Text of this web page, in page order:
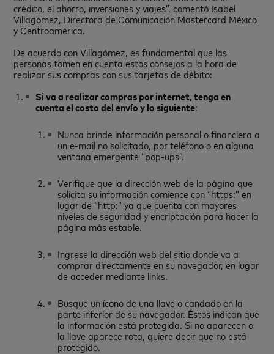
crédito, el ahorro, inversiones y viajes”, comentó Isabel
Villagómez, Directora de Comunicación Mastercard México
y Centroamérica.
De acuerdo con Villagómez, es fundamental que las
personas tomen en cuenta estos consejos a la hora de
realizar sus compras con sus tarjetas de débito:
Si va a realizar compras por internet, tenga en
cuenta el costo del envío y lo siguiente:
Nunca brinde información personal o financiera a
un e-mail no solicitado, por teléfono o en alguna
ventana emergente “pop-ups”.
Verifique que la dirección web de la página que
solicita su información comience con “https:” en
lugar de “http:” ya que cuenta con mayores
niveles de seguridad y encriptación para hacer la
página más estable.
Ingrese la dirección web del sitio donde va a
comprar directamente en su navegador, en lugar
de acceder mediante links.
Busque un ícono de una llave o candado en la
parte inferior de su navegador. Éstos indican que
la información está protegida. Si no aparecen o
la llave aparece rota, quiere decir que no está
protegido.